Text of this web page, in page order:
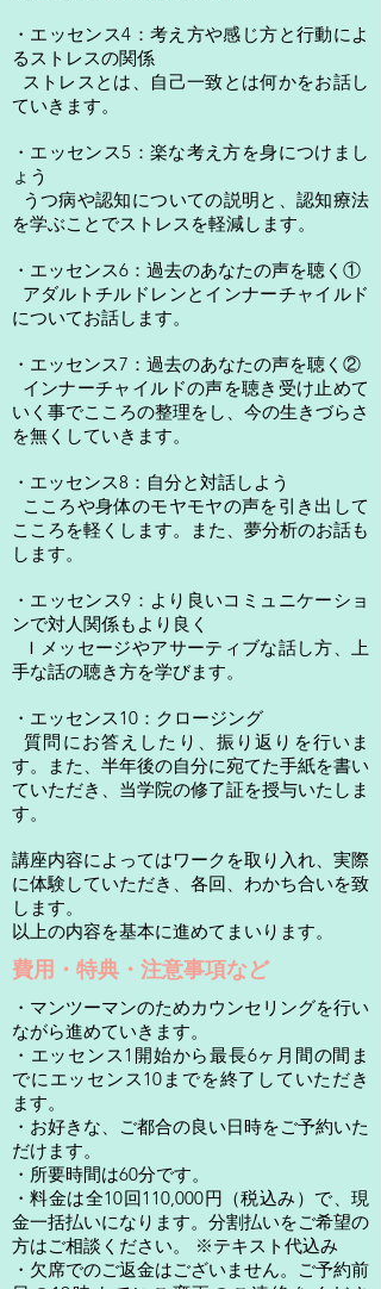
・エッセンス4：考え方や感じ方と行動によ
るストレスの関係
ストレスとは、自己一致とは何かをお話し
ていきます。
・エッセンス5：楽な考え方を身につけまし
ょう
うつ病や認知についての説明と、認知療法
を学ぶことでストレスを軽減します。
・エッセンス6：過去のあなたの声を聴く①
アダルトチルドレンとインナーチャイルド
についてお話します。
・エッセンス7：過去のあなたの声を聴く②
インナーチャイルドの声を聴き受け止めて
いく事でこころの整理をし、今の生きづらさ
を無くしていきます。
・エッセンス8：自分と対話しよう
こころや身体のモヤモヤの声を引き出して
こころを軽くします。また、夢分析のお話も
します。
・エッセンス9：より良いコミュニケーショ
ンで対人関係もより良く
Ｉメッセージやアサーティブな話し方、上
手な話の聴き方を学びます。
・エッセンス10：クロージング
質問にお答えしたり、振り返りを行いま
す。また、半年後の自分に宛てた手紙を書い
ていただき、当学院の修了証を授与いたしま
す。
講座内容によってはワークを取り入れ、実際
に体験していただき、各回、わかち合いを致
します。
以上の内容を基本に進めてまいります。
費用・特典・注意事項など
・マンツーマンのためカウンセリングを行い
ながら進めていきます。
・エッセンス1開始から最長6ヶ月間の間ま
でにエッセンス10までを終了していただき
ます。
・お好きな、ご都合の良い日時をご予約いた
だけます。
・所要時間は60分です。
・料金は全10回110,000円（税込み）で、現
金一括払いになります。分割払いをご希望の
方はご相談ください。 ※テキスト代込み
・欠席でのご返金はございません。ご予約前